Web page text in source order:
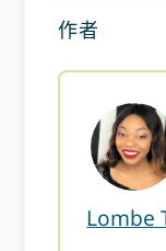
作者
Lombe